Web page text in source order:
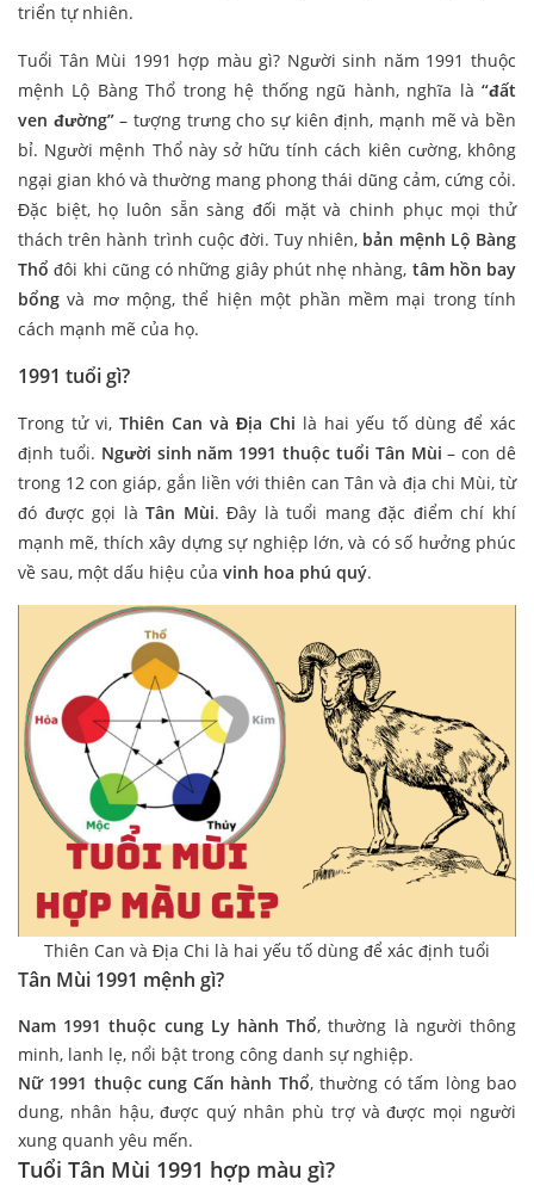
triển tự nhiên.
Tuổi Tân Mùi 1991 hợp màu gì? Người sinh năm 1991 thuộc
mệnh Lộ Bàng Thổ trong hệ thống ngũ hành, nghĩa là “đất
ven đường”– tượng trưng cho sự kiên định, mạnh mẽ và bền
bỉ. Người mệnh Thổ này sở hữu tính cách kiên cường, không
ngại gian khó và thường mang phong thái dũng cảm, cứng cỏi.
Đặc biệt, họ luôn sẵn sàng đối mặt và chinh phục mọi thử
thách trên hành trình cuộc đời. Tuy nhiên, bản mệnh Lộ Bàng
Thổ đôi khi cũng có những giây phút nhẹ nhàng, tâm hồn bay
bổng và mơ mộng, thể hiện một phần mềm mại trong tính
cách mạnh mẽ của họ.
1991 tuổi gì?
Trong tử vi, Thiên Can và Địa Chi là hai yếu tố dùng để xác
định tuổi. Người sinh năm 1991 thuộc tuổi Tân Mùi – con dê
trong 12 con giáp, gắn liền với thiên can Tân và địa chi Mùi, từ
đó được gọi làTân Mùi. Đây là tuổi mang đặc điểm chí khí
mạnh mẽ, thích xây dựng sự nghiệp lớn, và có số hưởng phúc
về sau, một dấu hiệu của vinh hoa phú quý.
Thiên Can và Địa Chi là hai yếu tố dùng để xác định tuổi
Tân Mùi 1991 mệnh gì?
Nam 1991 thuộc cung Ly hành Thổ, thường là người thông
minh, lanh lẹ, nổi bật trong công danh sự nghiệp.
Nữ 1991 thuộc cung Cấn hành Thổ, thường có tấm lòng bao
dung, nhân hậu, được quý nhân phù trợ và được mọi người
xung quanh yêu mến.
Tuổi Tân Mùi 1991 hợp màu gì?